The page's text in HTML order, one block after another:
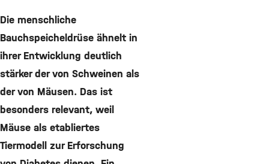
Die menschliche
Bauchspeicheldrüse ähnelt in
ihrer Entwicklung deutlich
stärker der von Schweinen als
der von Mäusen. Das ist
besonders relevant, weil
Mäuse als etabliertes
Tiermodell zur Erforschung